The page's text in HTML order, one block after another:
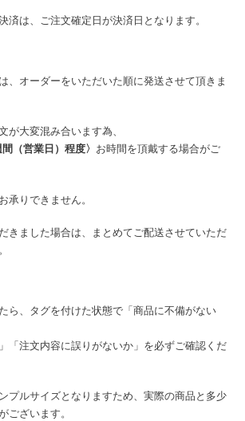
は、ご注文確定日が決済日となります。
、オーダーをいただいた順に発送させて頂きま
大変混み合います為、
間（営業日）程度〉 お時間を頂戴する場合がご
承りできません。
きました場合は、まとめてご配送させていただ
ら、タグを付けた状態で「商品に不備がない
「注文内容に誤りがないか」を必ずご確認くだ
プルサイズとなりますため、実際の商品と多少
ございます。